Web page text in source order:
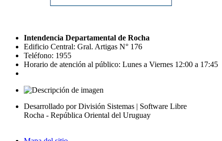
Intendencia Departamental de Rocha
Edificio Central: Gral. Artigas N° 176
Teléfono: 1955
Horario de atención al público: Lunes a Viernes 12:00 a 17:45
Desarrollado por División Sistemas | Software Libre
Rocha - República Oriental del Uruguay